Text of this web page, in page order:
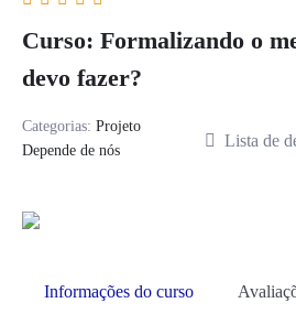
Curso: Formalizando o
devo fazer?
Categorias: Projeto
Depende de nós
Lista de
Informações do curso